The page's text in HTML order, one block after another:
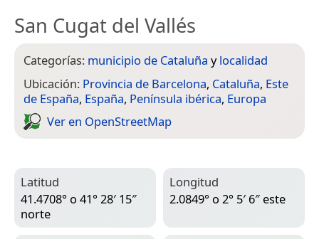
San Cugat del Vallés
Categorías: municipio de Cataluña ylocalidad
Ubicación: Provincia de Barcelona, Cataluña, Este
de España, España, Península ibérica, Europa
Ver en Open­Street­Map
Latitud
41.4708° o 41° 28′ 15″
norte
Longitud
2.0849° o 2° 5′ 6″ este